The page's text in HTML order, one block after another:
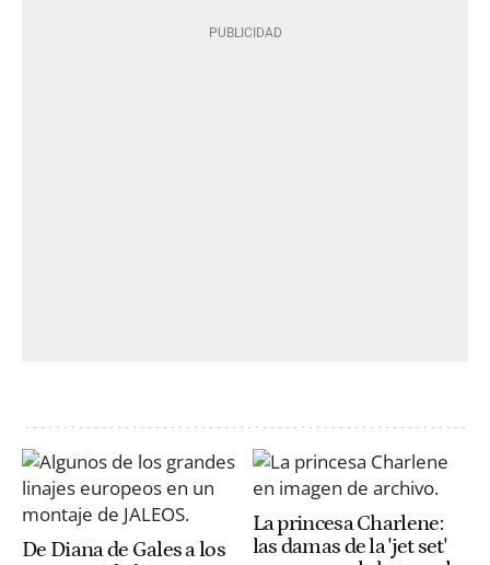
De Diana de Gales a los
La princesa Charlene:
las damas de la 'jet set'